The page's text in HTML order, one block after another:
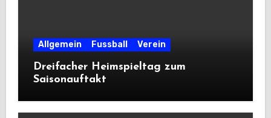
Allgemein Fussball Verein
Dreifacher Heimspieltag zum
Saisonauftakt